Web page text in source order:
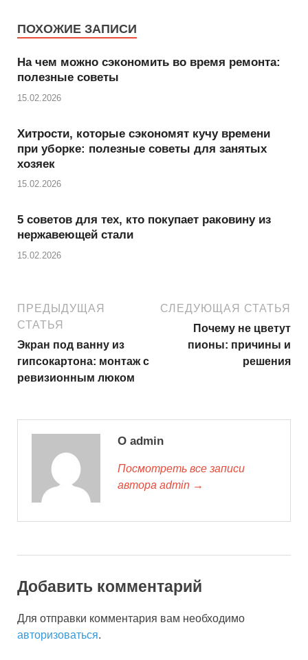
ПОХОЖИЕ ЗАПИСИ
На чем можно сэкономить во время ремонта:
полезные советы
15.02.2026
Хитрости, которые сэкономят кучу времени
при уборке: полезные советы для занятых
хозяек
15.02.2026
5 советов для тех, кто покупает раковину из
нержавеющей стали
15.02.2026
ПРЕДЫДУЩАЯ
СТАТЬЯ
Экран под ванну из
гипсокартона: монтаж с
ревизионным люком
СЛЕДУЮЩАЯ СТАТЬЯ
Почему не цветут
пионы: причины и
решения
О admin
Посмотреть все записи
автора admin →
Добавить комментарий
Для отправки комментария вам необходимо
авторизоваться.